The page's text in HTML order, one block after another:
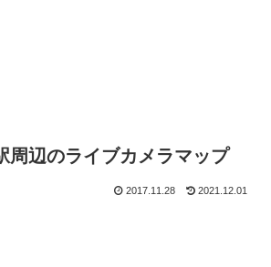
周辺のライブカメラマップ
2017.11.28 2021.12.01